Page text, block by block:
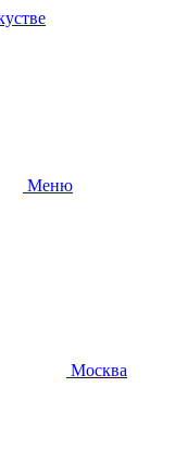
Меню
Москва